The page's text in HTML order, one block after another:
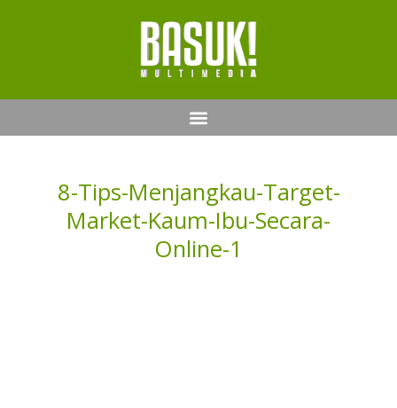
8-Tips-Menjangkau-Target-
Market-Kaum-Ibu-Secara-
Online-1